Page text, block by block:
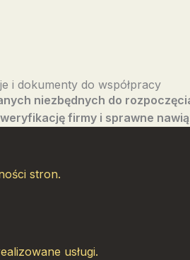
i dokumenty do współpracy
niezbędnych do
firmy i sprawne
stron.
usługi.